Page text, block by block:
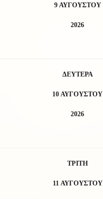
9 ΑΥΓΟΥΣΤΟΥ
2026
ΔΕΥΤΕΡΑ
10 ΑΥΓΟΥΣΤΟΥ
2026
ΤΡΙΤΗ
11 ΑΥΓΟΥΣΤΟΥ